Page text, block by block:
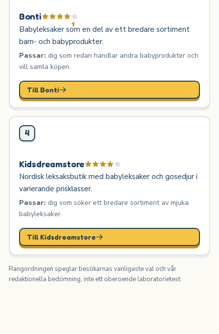
Bonti
Babyleksaker som en del av ett bredare sortiment
barn- och babyprodukter.
Passar:dig som redan handlar andra babyprodukter och
vill samla köpen.
Till Bonti
4
Kidsdreamstore
Nordisk leksaksbutik med babyleksaker och gosedjur i
varierande prisklasser.
Passar:dig som söker ett bredare sortiment av mjuka
babyleksaker.
Till Kidsdreamstore
Rangordningen speglar besökarnas vanligaste val och vår
redaktionella bedömning, inte ett oberoende laboratorietest.